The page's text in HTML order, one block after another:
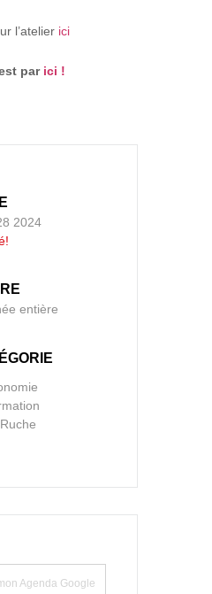
l’atelier ici
par ici !
2024
entière
Agenda Google